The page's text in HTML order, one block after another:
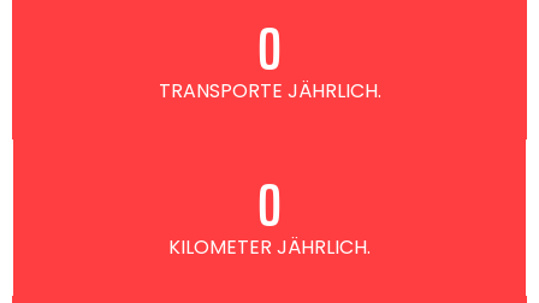
TRANSPORTE JÄHRLICH.
0
KILOMETER JÄHRLICH.
0